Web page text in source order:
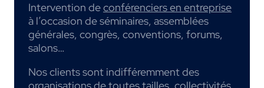
Intervention deconférenciers en entreprise
à l’occasion de séminaires, assemblées
générales, congrès, conventions, forums,
salons…
Nos clients sont indifféremment des